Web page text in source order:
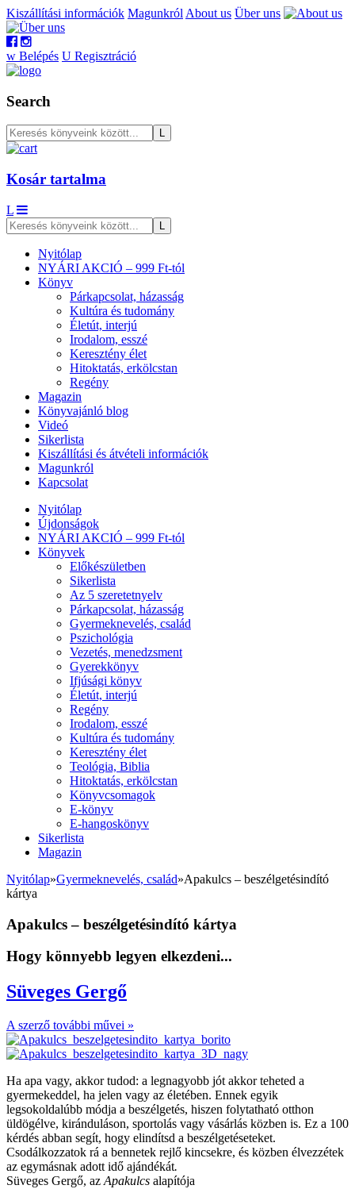
Kiszállítási információk Magunkról About us Über uns
w Belépés U Regisztráció
Search
Kosár tartalma
L
Nyitólap
NYÁRI AKCIÓ – 999 Ft-tól
Könyv
Párkapcsolat, házasság
Kultúra és tudomány
Életút, interjú
Irodalom, esszé
Keresztény élet
Hitoktatás, erkölcstan
Regény
Magazin
Könyvajánló blog
Videó
Sikerlista
Kiszállítási és átvételi információk
Magunkról
Kapcsolat
Nyitólap
Újdonságok
NYÁRI AKCIÓ – 999 Ft-tól
Könyvek
Előkészületben
Sikerlista
Az 5 szeretetnyelv
Párkapcsolat, házasság
Gyermeknevelés, család
Pszichológia
Vezetés, menedzsment
Gyerekkönyv
Ifjúsági könyv
Életút, interjú
Regény
Irodalom, esszé
Kultúra és tudomány
Keresztény élet
Teológia, Biblia
Hitoktatás, erkölcstan
Könyvcsomagok
E-könyv
E-hangoskönyv
Sikerlista
Magazin
Nyitólap»Gyermeknevelés, család»Apakulcs – beszélgetésindító
kártya
Apakulcs – beszélgetésindító kártya
Hogy könnyebb legyen elkezdeni...
Süveges Gergő
A szerző további művei »
Ha apa vagy, akkor tudod: a legnagyobb jót akkor teheted a
gyermekeddel, ha jelen vagy az életében. Ennek egyik
legsokoldalúbb módja a beszélgetés, hiszen folytatható otthon
üldögélve, kiránduláson, sportolás vagy vásárlás közben is. Ez a 100
kérdés abban segít, hogy elindítsd a beszélgetéseteket.
Csodálkozzatok rá a bennetek rejlő kincsekre, és közben élvezzétek
az egymásnak adott idő ajándékát.
Süveges Gergő, az Apakulcs alapítója